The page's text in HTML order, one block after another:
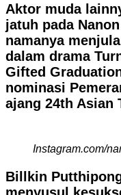
Aktor muda
jatuh pada
namanya
dalam drama
Gifted
nominasi
ajang 24th Asian
Instagram.com/
Billkin